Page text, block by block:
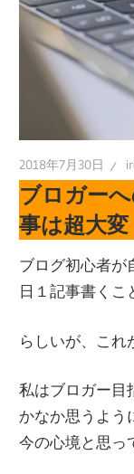
2018年7月30日
ブロガー
事は超大変
ブログ初心者が
日１記事書くこ
らしいが、これ
私はブロガー目
かなか思うよう
今の心境と思っ